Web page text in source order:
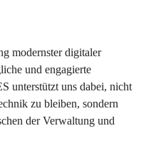
modernster digitaler
und engagierte
unterstützt uns dabei, nicht
zu bleiben, sondern
der Verwaltung und